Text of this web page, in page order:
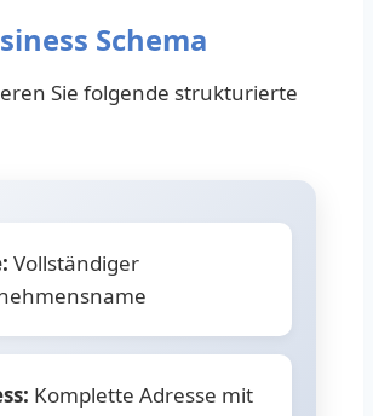
Schema
Sie folgende strukturierte
Vollständiger
Komplette Adresse mit